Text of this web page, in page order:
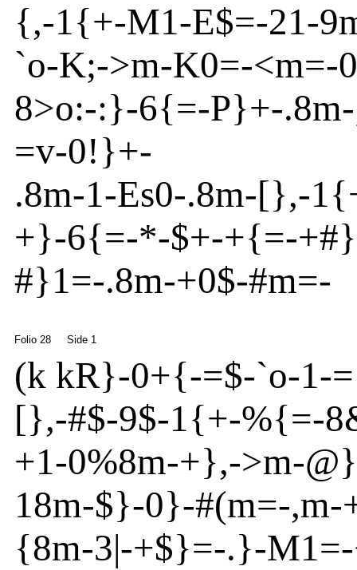
{,-1{+-M1-E$=-21-
`o-K;->m-K0=-<m=-0
8>o:-:}-6{=-P}+-.8m-
=v-0!}+-
.8m-1-Es0-.8m-[},-1{
+}-6{=-*-$+-+{=-+#}
#}1=-.8m-+0$-#m=-
Folio 28 Side 1
(k kR}-0+{-=$-`o-1-
[},-#$-9$-1{+-%{=-
+1-0%8m-+},->m-@}
18m-$}-0}-#(m=-,m-
{8m-3|-+$}=-.}-M1=-